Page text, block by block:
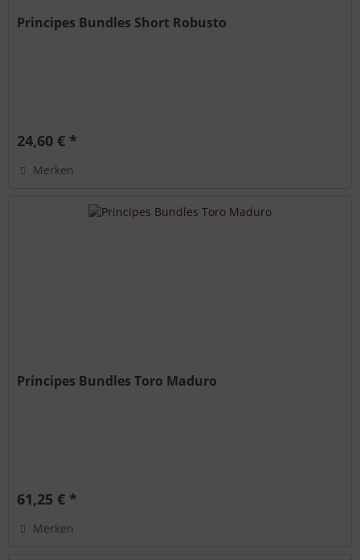
Principes Bundles Short Robusto
24,60 € *
Merken
Principes Bundles Toro Maduro
61,25 € *
Merken